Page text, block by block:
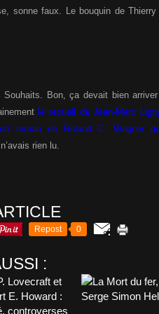
sonne faux. Le bouquin de
Souhaits. Bon, ça devait bien
le recueil de Jean-Marc
roman de Roland C. Wagner
rien lu.
Repost 0
: